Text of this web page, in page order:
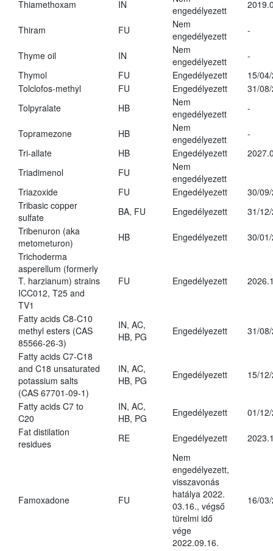
Thiamethoxam
IN
engedélyezett
Thiram FU
Nem
engedélyezett
-
Thyme oil IN
Nem
engedélyezett
-
Thymol
FU Engedélyezett
15/
Tolclofos-methyl
FU Engedélyezett
31/
Tolpyralate
HB
Nem
engedélyezett
-
Topramezone HB
Nem
engedélyezett
-
Tri-allate
HB Engedélyezett
Triadimenol
FU
Nem
engedélyezett
Triazoxide
FU Engedélyezett
30/
Tribasic copper
sulfate
BA, FU Engedélyezett
31/
Tribenuron (aka
metometuron)
HB Engedélyezett
30/
Trichoderma
asperellum (formerly
T. harzianum) strains
ICC012, T25 and
TV1
FU Engedélyezett
Fatty acids C8-C10
methyl esters (CAS
85566-26-3)
IN, AC,
HB, PG
Engedélyezett 31/
Fatty acids C7-C18
and C18 unsaturated
potassium salts
(CAS 67701-09-1)
IN, AC,
HB, PG
Engedélyezett 15/
Fatty acids C7 to
C20
IN, AC,
HB, PG
Engedélyezett
01/
Fat distilation
residues
RE Engedélyezett
Famoxadone FU
Nem
engedélyezett,
visszavonás
hatálya 2022.
03.16., végső
türelmi idő
vége
2022.09.16.
16/